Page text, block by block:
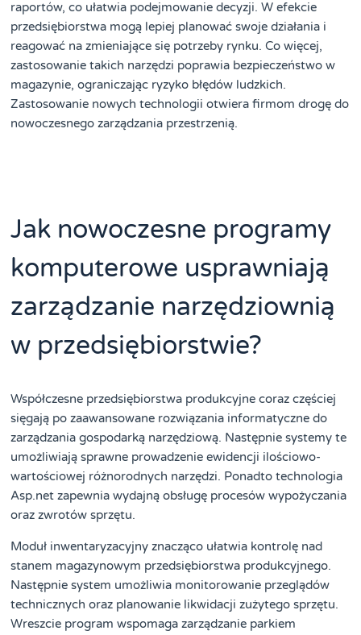
raportów, co ułatwia podejmowanie decyzji. W efekcie
przedsiębiorstwa mogą lepiej planować swoje działania i
reagować na zmieniające się potrzeby rynku. Co więcej,
zastosowanie takich narzędzi poprawia bezpieczeństwo w
magazynie, ograniczając ryzyko błędów ludzkich.
Zastosowanie nowych technologii otwiera firmom drogę do
nowoczesnego zarządzania przestrzenią.
Jak nowoczesne programy
komputerowe usprawniają
zarządzanie narzędziownią
w przedsiębiorstwie?
Współczesne przedsiębiorstwa produkcyjne coraz częściej
sięgają po zaawansowane rozwiązania informatyczne do
zarządzania gospodarką narzędziową. Następnie systemy te
umożliwiają sprawne prowadzenie ewidencji ilościowo-
wartościowej różnorodnych narzędzi. Ponadto technologia
Asp.net zapewnia wydajną obsługę procesów wypożyczania
oraz zwrotów sprzętu.
Moduł inwentaryzacyjny znacząco ułatwia kontrolę nad
stanem magazynowym przedsiębiorstwa produkcyjnego.
Następnie system umożliwia monitorowanie przeglądów
technicznych oraz planowanie likwidacji zużytego sprzętu.
Wreszcie program wspomaga zarządzanie parkiem